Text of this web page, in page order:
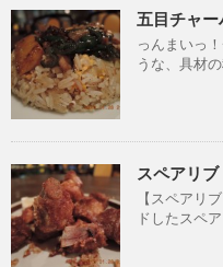
五目チャ
っんまいっ
うな、具材
スペアリ
【スペアリ
ドしたスペ